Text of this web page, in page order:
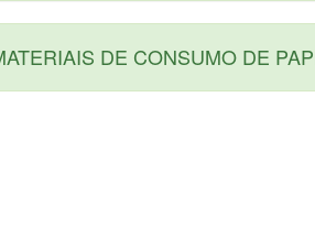
DE CONSUMO DE